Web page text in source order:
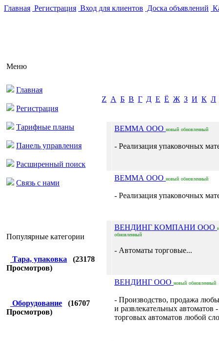
Главная Регистрация Вход для клиентов Доска объявлений
Меню
Главная
Регистрация
Тарифные планы
Панель управления
Расширенный поиск
Связь с нами
Популярные категории
Тара, упаковка (23178
Просмотров)
Оборудование (16707
Просмотров)
Z А Б В Г Д Е Ё Ж З И К Л
ВЕММА ООО новый обновленный
- Реализация упаковочных
ВЕММА ООО новый обновленный
- Реализация упаковочных
ВЕНДИНГ КОМПАНИ ООО
обновленный
- Автоматы торговые...
ВЕНДИНГ ООО новый обновленный
- Производство, продажа
и развлекательных автоматов
торговых автоматов любой